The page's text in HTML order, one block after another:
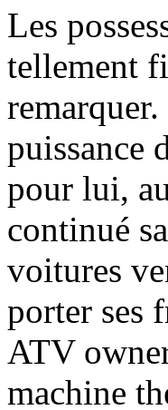
Les
tellement
puissance
pour lui,
continué
voitures
porter ses
ATV
machine